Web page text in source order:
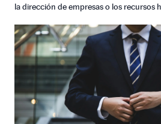
la dirección de empresas o los recursos